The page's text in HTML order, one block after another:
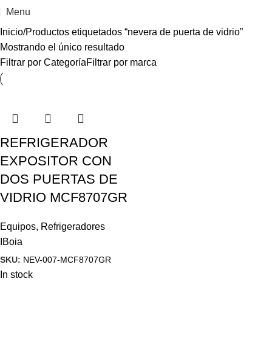
Menu
Inicio Productos etiquetados “nevera de puerta de vidrio”
Mostrando el único resultado
Filtrar por CategoríaFiltrar por marca
REFRIGERADOR
EXPOSITOR CON
DOS PUERTAS DE
VIDRIO MCF8707GR
Equipos, Refrigeradores
IBoia
SKU: NEV-007-MCF8707GR
In stock